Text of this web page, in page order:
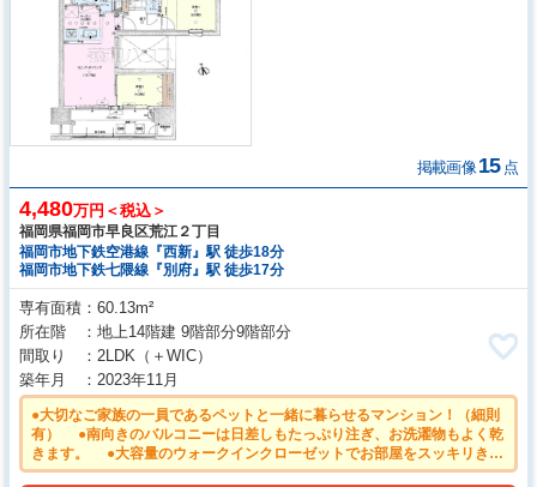
掲載画像 15 点
4,480万円＜税込＞
福岡県福岡市早良区荒江２丁目
福岡市地下鉄空港線『西新』駅 徒歩18分
福岡市地下鉄七隈線『別府』駅 徒歩17分
専有面積
60.13m²
所在階
地上14階建 9階部分9階部分
間取り
2LDK （＋WIC）
築年月
2023年11月
●大切なご家族の一員であるペットと一緒に暮らせるマンション！（細則
有） ●南向きのバルコニーは日差しもたっぷり注ぎ、お洗濯物もよく乾
きます。 ●大容量のウォークインクローゼットでお部屋をスッキリきれ
いに保てます。 ●使いやすくスタイリッシュなシステムキッチンには、